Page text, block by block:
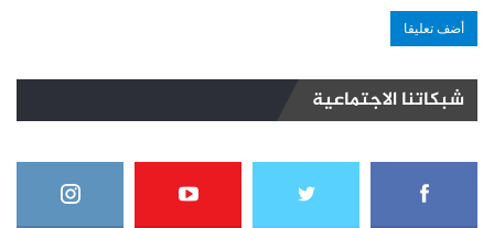
شبكاتنا الاجتماعية